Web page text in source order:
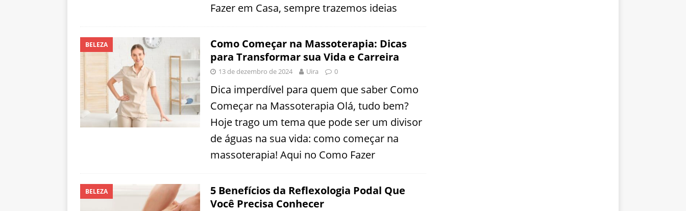
Fazer em Casa, sempre trazemos ideias
BELEZA
Como Começar na Massoterapia: Dicas
para Transformar sua Vida e Carreira
13 de dezembro de 2024 Uira 0
Dica imperdível para quem que saber Como
Começar na Massoterapia Olá, tudo bem?
Hoje trago um tema que pode ser um divisor
de águas na sua vida: como começar na
massoterapia! Aqui no Como Fazer
BELEZA
5 Benefícios da Reflexologia Podal Que
Você Precisa Conhecer